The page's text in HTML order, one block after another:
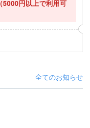
（5000円以上で利用可
全てのお知らせ